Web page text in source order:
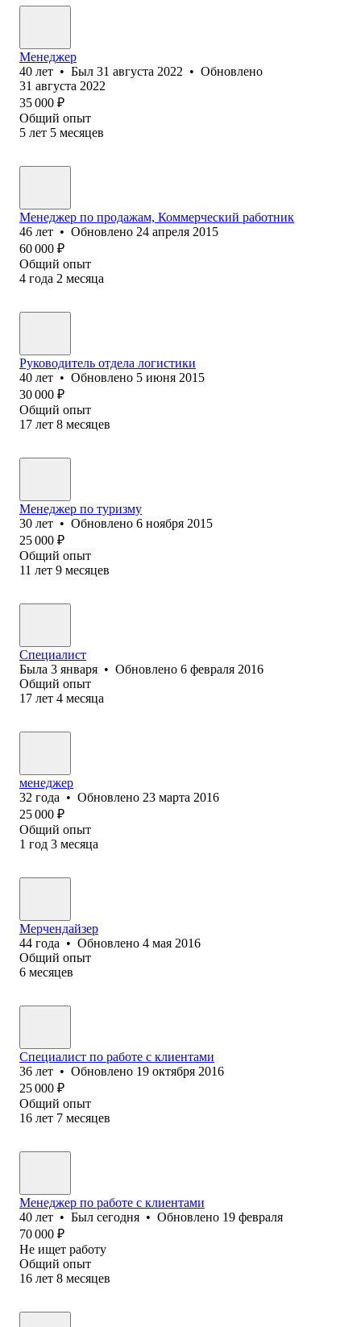
Менеджер
40 лет • Был 31 августа 2022 • Обновлено
31 августа 2022
35 000 ₽
Общий опыт
5 лет 5 месяцев
Менеджер по продажам, Коммерческий работник
46 лет • Обновлено 24 апреля 2015
60 000 ₽
Общий опыт
4 года 2 месяца
Руководитель отдела логистики
40 лет • Обновлено 5 июня 2015
30 000 ₽
Общий опыт
17 лет 8 месяцев
Менеджер по туризму
30 лет • Обновлено 6 ноября 2015
25 000 ₽
Общий опыт
11 лет 9 месяцев
Специалист
Была 3 января • Обновлено 6 февраля 2016
Общий опыт
17 лет 4 месяца
менеджер
32 года • Обновлено 23 марта 2016
25 000 ₽
Общий опыт
1 год 3 месяца
Мерчендайзер
44 года • Обновлено 4 мая 2016
Общий опыт
6 месяцев
Специалист по работе с клиентами
36 лет • Обновлено 19 октября 2016
25 000 ₽
Общий опыт
16 лет 7 месяцев
Менеджер по работе с клиентами
40 лет • Был сегодня • Обновлено 19 февраля
70 000 ₽
Не ищет работу
Общий опыт
16 лет 8 месяцев